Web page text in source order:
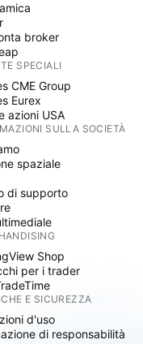
broker
SPECIALI
CME Group
Eurex
azioni USA
SULLA SOCIETÀ
spaziale
di supporto
Shop
per i trader
E SICUREZZA
d'uso
di responsabilità